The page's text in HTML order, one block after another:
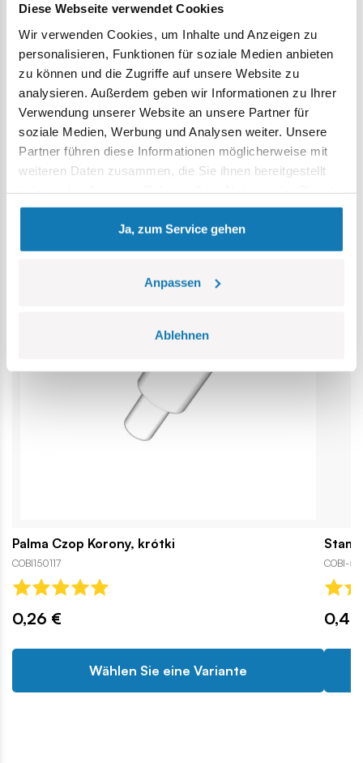
Diese Webseite verwendet Cookies
Wir verwenden Cookies, um Inhalte und Anzeigen zu
personalisieren, Funktionen für soziale Medien anbieten
zu können und die Zugriffe auf unsere Website zu
analysieren. Außerdem geben wir Informationen zu Ihrer
Verwendung unserer Website an unsere Partner für
soziale Medien, Werbung und Analysen weiter. Unsere
Partner führen diese Informationen möglicherweise mit
weiteren Daten zusammen, die Sie ihnen bereitgestellt
gesammelt haben.
Ja, zum Service gehen
Anpassen
Ablehnen
Achtung: Nicht für Kinder unter 36 Monaten geeignet.
Erstickungsgefahr. Kleine Teile könnten verschluckt
werden. Wir empfehlen, die Verpackung als Referenz
aufzubewahren. Modell und Farben können leicht von der
Abbildung abweichen.
Kategorie Bestseller
Palma Czop Korony, krótki
COBI150117
0,26 €
Wählen Sie eine Variante
COBI-